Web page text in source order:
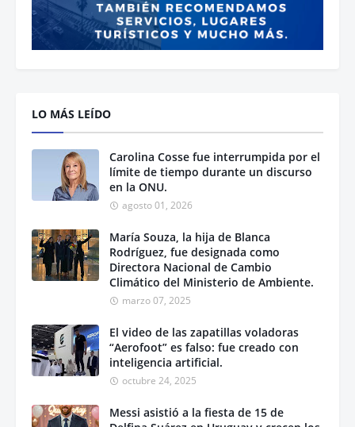
LO MÁS LEÍDO
Carolina Cosse fue interrumpida por el
límite de tiempo durante un discurso
en la ONU.
agosto 01, 2026
María Souza, la hija de Blanca
Rodríguez, fue designada como
Directora Nacional de Cambio
Climático del Ministerio de Ambiente.
marzo 07, 2025
El video de las zapatillas voladoras
“Aerofoot” es falso: fue creado con
inteligencia artificial.
octubre 24, 2025
Messi asistió a la fiesta de 15 de